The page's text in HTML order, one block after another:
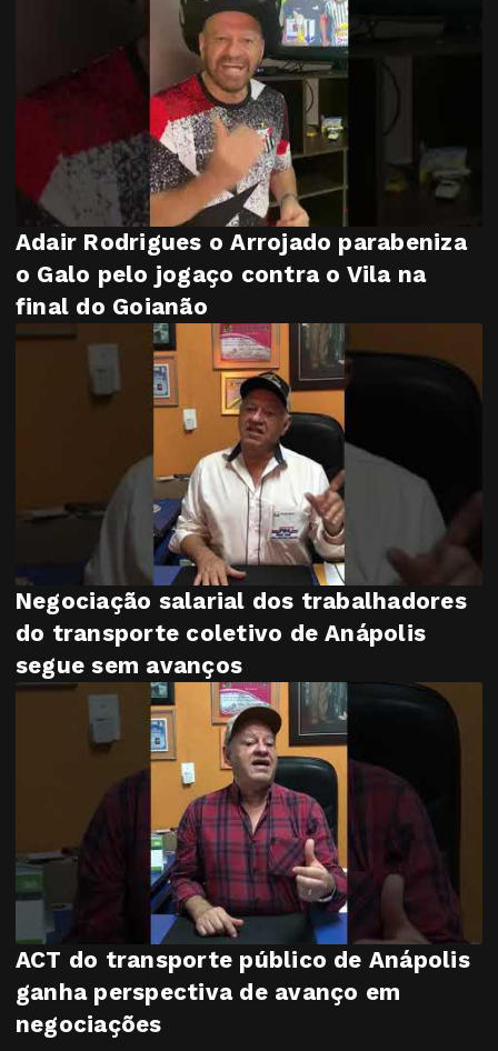
Adair Rodrigues o Arrojado parabeniza
o Galo pelo jogaço contra o Vila na
final do Goianão
Negociação salarial dos trabalhadores
do transporte coletivo de Anápolis
segue sem avanços
ACT do transporte público de Anápolis
ganha perspectiva de avanço em
negociações